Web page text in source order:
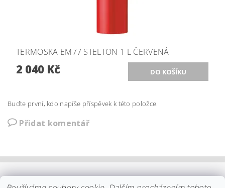
TERMOSKA EM77 STELTON 1 L ČERVENÁ
2 040 Kč
Buďte první, kdo napíše příspěvek k této položce.
Přidat komentář